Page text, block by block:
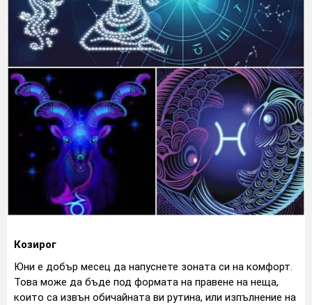
Козирог
Юни е добър месец да напуснете зоната си на комфорт.
Това може да бъде под формата на правене на неща,
които са извън обичайната ви рутина, или изпълнение на